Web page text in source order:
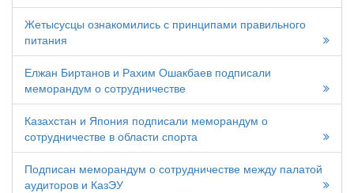
Жетысусцы ознакомились с принципами правильного
питания
Елжан Биртанов и Рахим Ошакбаев подписали
меморандум о сотрудничестве
Казахстан и Япония подписали меморандум о
сотрудничестве в области спорта
Подписан меморандум о сотрудничестве между палатой
аудиторов и КазЭУ